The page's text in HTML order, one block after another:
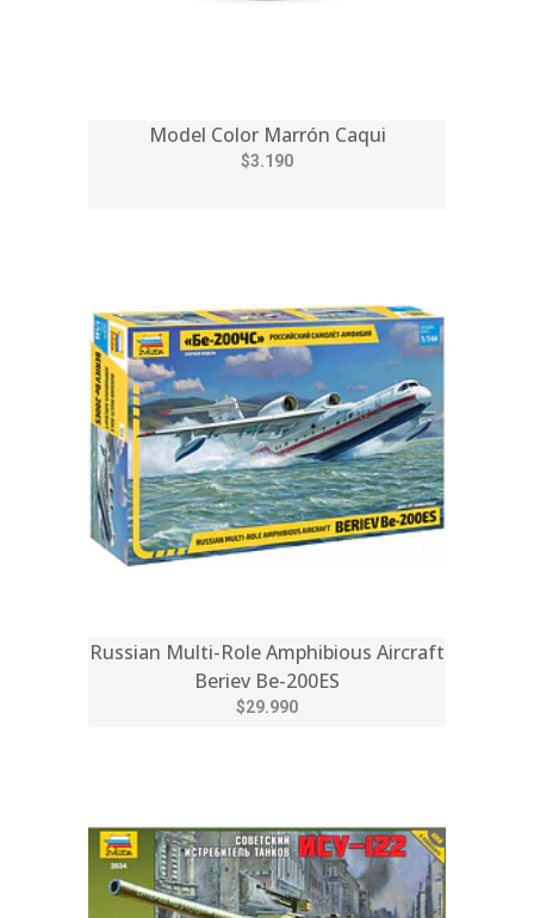
Model Color Marrón Caqui
$3.190
Russian Multi-Role Amphibious Aircraft
Beriev Be-200ES
$29.990